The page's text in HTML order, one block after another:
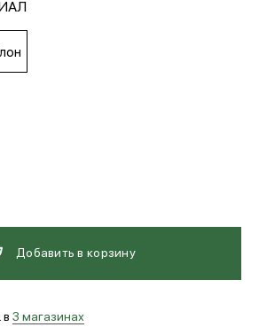
Добавить в корзину
3 магазинах